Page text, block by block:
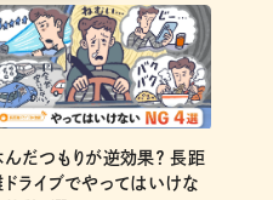
んだつもりが逆効果？ 長距
ドライブでやってはいけな